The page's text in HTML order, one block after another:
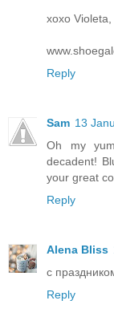
xoxo
Reply
Sam 13
Oh my
decadent!
your great
Reply
Alena Bliss
с
Reply